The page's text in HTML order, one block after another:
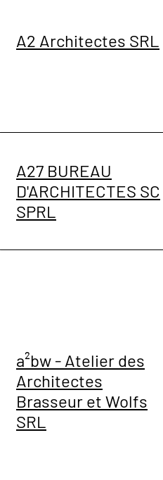
A2 Architectes SRL
A27 BUREAU
D'ARCHITECTES SC
SPRL
a²bw - Atelier des
Architectes
Brasseur et Wolfs
SRL